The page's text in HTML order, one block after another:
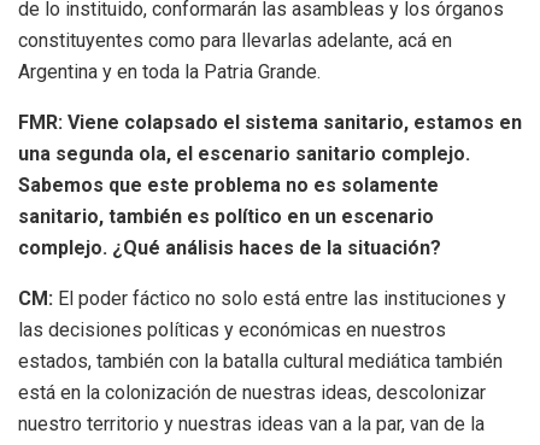
de lo instituido, conformarán las asambleas y los órganos
constituyentes como para llevarlas adelante, acá en
Argentina y en toda la Patria Grande.
FMR: Viene colapsado el sistema sanitario, estamos en
una segunda ola, el escenario sanitario complejo.
Sabemos que este problema no es solamente
sanitario, también es político en un escenario
complejo. ¿Qué análisis haces de la situación?
CM: El poder fáctico no solo está entre las instituciones y
las decisiones políticas y económicas en nuestros
estados, también con la batalla cultural mediática también
está en la colonización de nuestras ideas, descolonizar
nuestro territorio y nuestras ideas van a la par, van de la